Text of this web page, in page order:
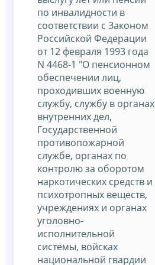
по инвалидности в
соответствии с Законом
Российской Федерации
от 12 февраля 1993 года
N 4468-1 "О пенсионном
обеспечении лиц,
проходивших военную
службу, службу в органах
внутренних дел,
Государственной
противопожарной
службе, органах по
контролю за оборотом
наркотических средств и
психотропных веществ,
учреждениях и органах
уголовно-
исполнительной
системы, войсках
национальной гвардии